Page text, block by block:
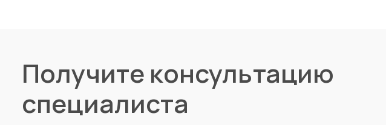
Получите консультацию
специалиста